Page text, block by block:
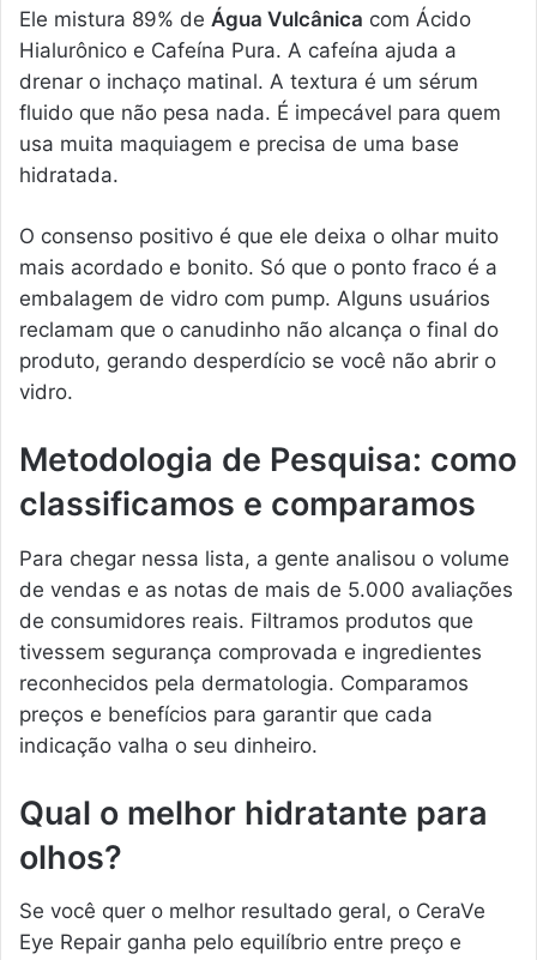
Ele mistura 89% de Água Vulcânica com Ácido
Hialurônico e Cafeína Pura. A cafeína ajuda a
drenar o inchaço matinal. A textura é um sérum
fluido que não pesa nada. É impecável para quem
usa muita maquiagem e precisa de uma base
hidratada.
O consenso positivo é que ele deixa o olhar muito
mais acordado e bonito. Só que o ponto fraco é a
embalagem de vidro com pump. Alguns usuários
reclamam que o canudinho não alcança o final do
produto, gerando desperdício se você não abrir o
vidro.
Metodologia de Pesquisa: como
classificamos e comparamos
Para chegar nessa lista, a gente analisou o volume
de vendas e as notas de mais de 5.000 avaliações
de consumidores reais. Filtramos produtos que
tivessem segurança comprovada e ingredientes
reconhecidos pela dermatologia. Comparamos
preços e benefícios para garantir que cada
indicação valha o seu dinheiro.
Qual o melhor hidratante para
olhos?
Se você quer o melhor resultado geral, o CeraVe
Eye Repair ganha pelo equilíbrio entre preço e